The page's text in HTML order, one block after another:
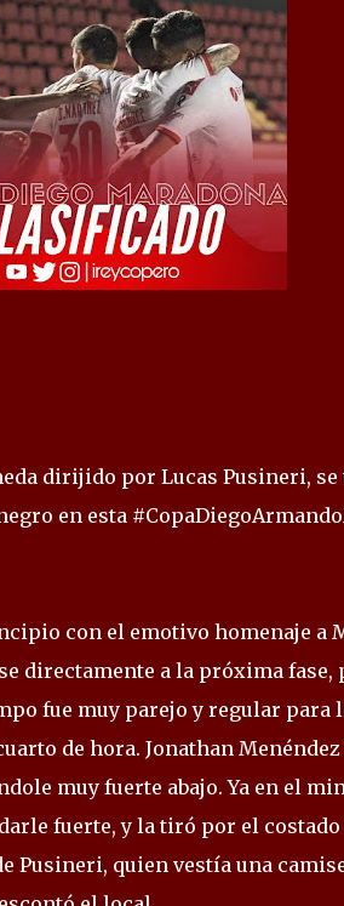
dirijido por Lucas Pusineri, se
en esta
con el emotivo homenaje a
directamente a la próxima fase,
fue muy parejo y regular para
de hora. Jonathan
muy fuerte abajo. Ya en el
fuerte, y la tiró por el
Pusineri, quien vestía una